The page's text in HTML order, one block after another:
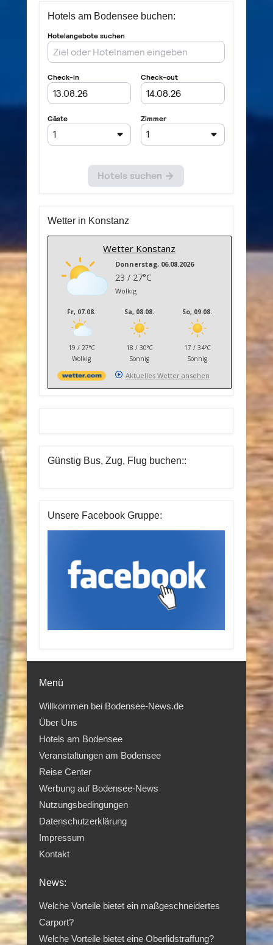
Hotels am Bodensee buchen:
Wetter in Konstanz
Wetter Konstanz
Donnerstag, 06.08.2026
23 / 27°C
Wolkig
Fr, 07.08.
19 / 27°C
Wolkig
Sa, 08.08.
18 / 30°C
Sonnig
So, 09.08.
17 / 34°C
Sonnig
Aktuelles Wetter ansehen
Günstig Bus, Zug, Flug buchen::
Unsere Facebook Gruppe:
Menü
Willkommen bei Bodensee-News.de
Über Uns
Hotels am Bodensee
Veranstaltungen am Bodensee
Reise Center
Werbung auf Bodensee-News
Nutzungsbedingungen
Datenschutzerklärung
Impressum
Kontakt
News:
Welche Vorteile bietet ein maßgeschneidertes
Carport?
Welche Vorteile bietet eine Oberlidstraffung?